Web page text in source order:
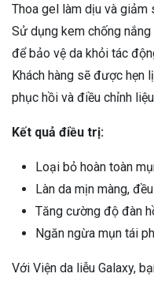
Thoa gel làm dịu và giảm
Sử dụng kem chống
để bảo vệ da khỏi tác
Khách hàng sẽ được hẹn
phục hồi và điều chỉnh
Kết quả điều trị:
Loại bỏ hoàn toàn
Làn da mịn màng,
Tăng cường độ đàn
Ngăn ngừa mụn tái
Với Viện da liễu Galaxy,